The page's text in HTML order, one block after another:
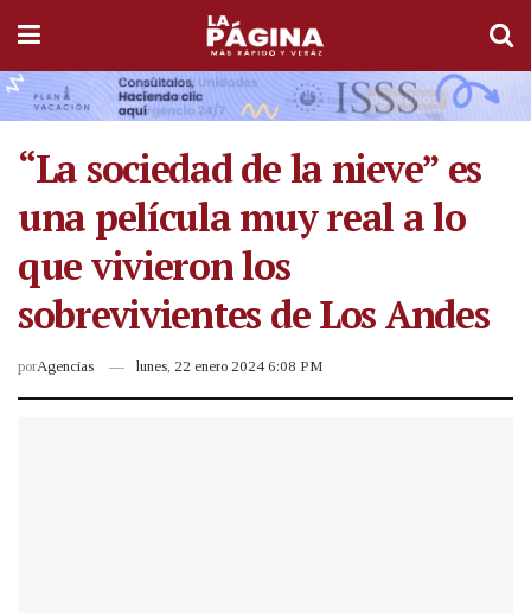
“La sociedad de la nieve” es
una película muy real a lo
que vivieron los
sobrevivientes de Los Andes
porAgencias lunes, 22 enero 2024 6:08 PM